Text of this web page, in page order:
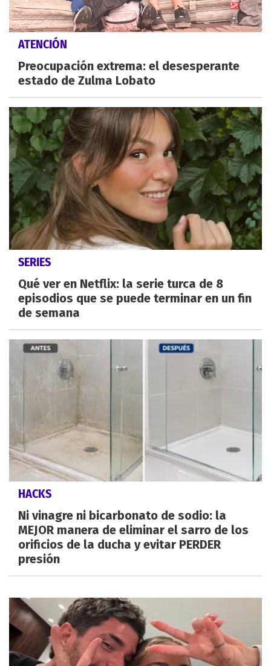
ATENCIÓN
Preocupación extrema: el desesperante
estado de Zulma Lobato
SERIES
Qué ver en Netflix: la serie turca de 8
episodios que se puede terminar en un fin
de semana
HACKS
Ni vinagre ni bicarbonato de sodio: la
MEJOR manera de eliminar el sarro de los
orificios de la ducha y evitar PERDER
presión